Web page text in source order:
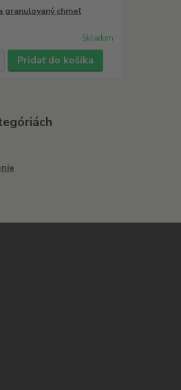
granulovaný chmeľ
Skladom
Pridať do košíka